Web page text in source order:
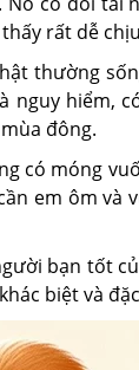
rất dễ
thường
nguy hiểm,
đông.
có móng
em ôm và
bạn tốt
biệt và